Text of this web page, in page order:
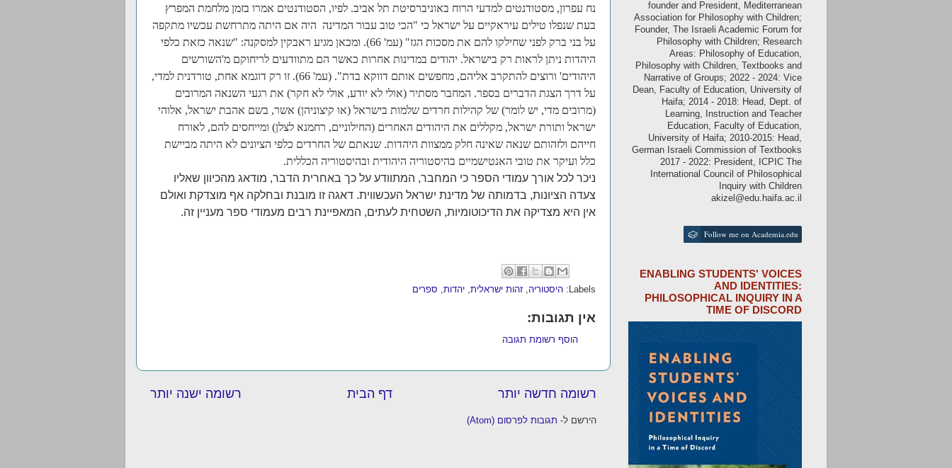
נח עפרון, מסטודנטים למדעי הרוח באוניברסיטת תל אביב. לפיו, הסטודנטים אמרו בזמן מלחמת המפרץ
בעת שנפלו טילים עיראקיים על ישראל כי "הכי טוב עבור המדינה היה אם היתה מתרחשת עכשיו מתקפה
על בני ברק לפני שחילקו להם את מסכות הגז" (עמ' 66). ומכאן מגיע ראבקין למסקנה: "שנאה כזאת כלפי
היהדות ניתן לראות רק בישראל. יהודים במדינות אחרות כאשר הם מתוודעים לריחוקם מ'השורשים
היהודים' ורוצים להתקרב אליהם, מחפשים אותם דווקא בדת". (עמ' 66). זו רק דוגמא אחת, טורדנית למדי,
על דרך הצגת הדברים בספר. המחבר מסתיר (אולי לא יודע, אולי לא חקר) את רגעי השנאה המרובים
(מרובים מדי, יש לומר) של קהילות חרדים שלמות בישראל (או קיצוניהן) אשר, בשם אהבת ישראל, אלוהי
ישראל ותורת ישראל, מקללים את היהודים האחרים (החילוניים, רחמנא לצלן) ומייחסים להם, לאורח
חייהם ולזהותם שנאה שאינה חלק ממצוות היהדות. שנאתם של החרדים כלפי הציונים לא היתה מביישת
כלל ועיקר את טובי האנטישמיים בהיסטוריה היהודית ובהיסטוריה הכללית.
ניכר לכל אורך עמודי הספר כי המחבר, המתוודע על כך באחרית הדבר, מודאג מהכיוון שאליו
צעדה הציונות, בדמותה של מדינת ישראל העכשווית. דאגה זו מובנת ובחלקה אף מוצדקת ואולם
אין היא מצדיקה את הדיכוטומיות, השטחית לעתים, המאפיינת רבים מעמודי ספר מעניין זה.
Labels: היסטוריה זהות ישראלית יהדות ספרים
אין תגובות:
הוסף רשומת תגובה
רשומה חדשה יותר רשומה ישנה יותר דף הבית
הירשם ל- תגובות לפרסום (Atom)
founder and President, Mediterranean
Association for Philosophy with Children;
Founder, The Israeli Academic Forum for
Philosophy with Children; Research
Areas: Philosophy of Education,
Philosophy with Children, Textbooks and
Narrative of Groups; 2022 - 2024: Vice
Dean, Faculty of Education, University of
Haifa; 2014 - 2018: Head, Dept. of
Learning, Instruction and Teacher
Education, Faculty of Education,
University of Haifa; 2010-2015: Head,
German Israeli Commission of Textbooks
2017 - 2022: President, ICPIC The
International Council of Philosophical
Inquiry with Children
akizel@edu.haifa.ac.il
Follow me on Academia.edu
ENABLING STUDENTS' VOICES
AND IDENTITIES:
PHILOSOPHICAL INQUIRY IN A
TIME OF DISCORD